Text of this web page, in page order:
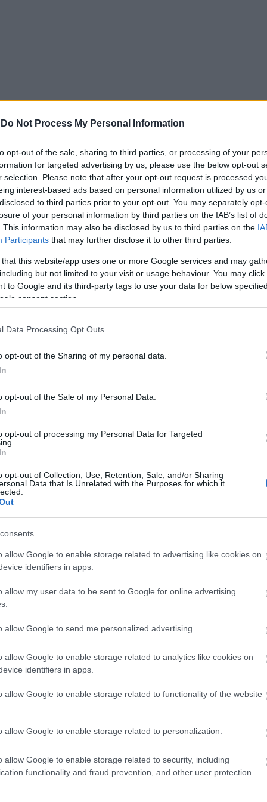
Do Not Process My Personal Information
opt-out of the sale, sharing to third parties, or processing of your
for targeted advertising by us, please use the below opt-out
selection. Please note that after your opt-out request is processed
interest-based ads based on personal information utilized by us
to third parties prior to your opt-out. You may separately
of your personal information by third parties on the IAB’s list of
This information may also be disclosed by us to third parties on the
Participants that may further disclose it to other third parties.
that this website/app uses one or more Google services and may
but not limited to your visit or usage behaviour. You may
to Google and its third-party tags to use your data for below
consent section.
Data Processing Opt Outs
opt-out of the Sharing of my personal data.
opt-out of the Sale of my Personal Data.
opt-out of processing my Personal Data for Targeted
opt-out of Collection, Use, Retention, Sale, and/or Sharing
Data that Is Unrelated with the Purposes for which it
allow Google to enable storage related to advertising like cookies on
identifiers in apps.
allow my user data to be sent to Google for online advertising
allow Google to send me personalized advertising.
allow Google to enable storage related to analytics like cookies on
identifiers in apps.
allow Google to enable storage related to functionality of the website
allow Google to enable storage related to personalization.
allow Google to enable storage related to security, including
functionality and fraud prevention, and other user protection.
σκοτώθηκε σε καταδίωξη στην Αθηνών – Κορίνθου
διαπίστωσαν ότι στο περιστατικό εμπλέκονται δύο ΙΧ
έμεινε λίγο πιο πίσω. Το αποτέλεσμα ήταν να
της Ομάδας ΔΙ.ΑΣ., η οποία κατέληξε στην Εθνική
κοντά στη λίμνη Κουμουνδούρου,ο
επικίνδυνο ελιγμό, με αποτέλεσμα ένα
να μην προλάβει να κάνει το ίδιο και να
της Ομάδας ΔΙΑΣ. να τραυματιστεί σοβαρά και να
ε λίγη ώρα αργότερα, ενώ ο δεύτερος νοσηλεύεται
του. Μάλιστα, για αρκετή ώρα έμεινε κλειστό τμήμα της
ο δρόμος.
να συλλάβουν τον οδηγό του οχήματος.
σε ανοιχτή γραμμή με τον Πολίτη
παράπονα, καταγγελίες ή ιδέες για τη γειτονιά σου.
τιςειδήσειςστο Bing News και το Google News